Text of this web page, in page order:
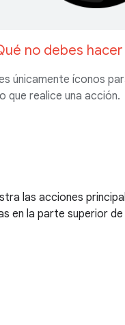
no debes hacer
únicamente íconos
que realice una acción.
las acciones
en la parte superior de